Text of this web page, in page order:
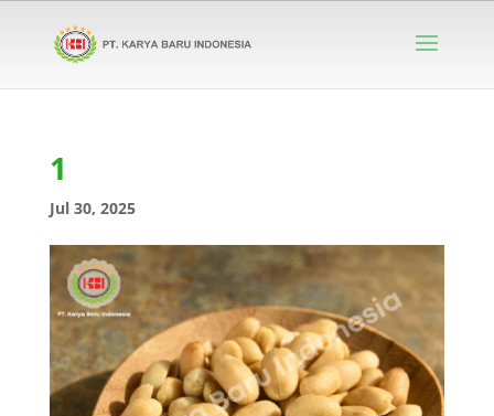
1
Jul 30, 2025